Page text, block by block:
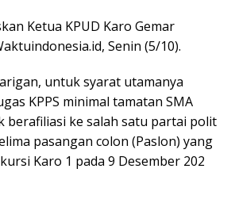
Ketua KPUD Karo Gemar
Senin (5/10).
untuk syarat utamanya
KPPS minimal tamatan SMA
berafiliasi ke salah satu partai polit
pasangan colon (Paslon) yang
Karo 1 pada 9 Desember 202